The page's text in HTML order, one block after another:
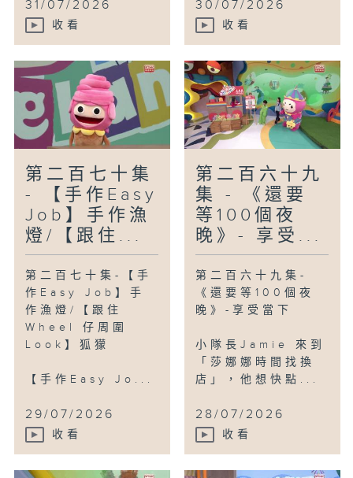
31/07/2026
收看
30/07/2026
收看
第二百七十集
- 【手作Easy
Job】手作漁
燈/【跟住...
第二百七十集-【手
作Easy Job】手
作漁燈/【跟住
Wheel 仔周圍
Look】狐獴
【手作Easy Jo...
29/07/2026
收看
第二百六十九
集 - 《還要
等100個夜
晚》- 享受...
第二百六十九集-
《還要等100個夜
晚》-享受當下
小隊長Jamie 來到
「莎娜娜時間找換
店」，他想快點...
28/07/2026
收看